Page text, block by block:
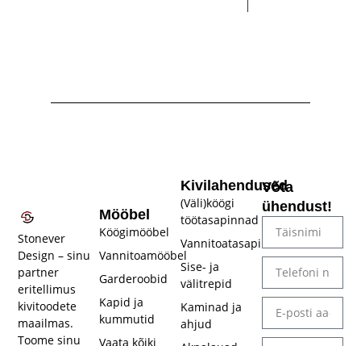
Stonever
Design – sinu
partner
eritellimus
kivitoodete
maailmas.
Toome sinu
Kivilahendused
(Väli)köögi
töötasapinnad
Vannitoatasapinnad
Sise- ja
välitrepid​
Kaminad ja
ahjud
Mööbel
Köögimööbel
Vannitoamööbel
Garderoobid
Kapid ja
kummutid
Vaata kõiki
Võta
ühendust!